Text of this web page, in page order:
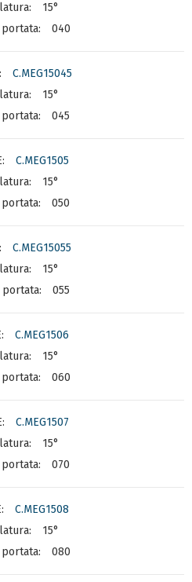
15°
040
C.MEG15045
15°
045
C.MEG1505
15°
050
C.MEG15055
15°
055
C.MEG1506
15°
060
C.MEG1507
15°
070
C.MEG1508
15°
080